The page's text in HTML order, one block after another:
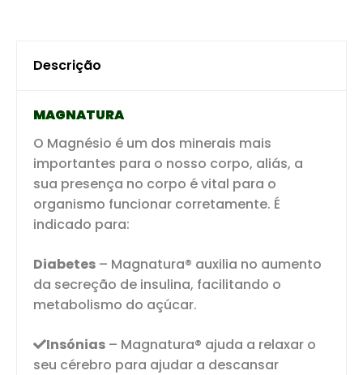
Descrição
MAGNATURA
O Magnésio é um dos minerais mais
importantes para o nosso corpo, aliás, a
sua presença no corpo é vital para o
organismo funcionar corretamente. É
indicado para:
Diabetes – Magnatura® auxilia no aumento
da secreção de insulina, facilitando o
metabolismo do açúcar.
Insónias – Magnatura® ajuda a relaxar o
seu cérebro para ajudar a descansar